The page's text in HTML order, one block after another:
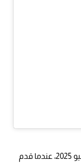
ويعود أصل هذا التواصل الشخصي إلى يونيو 2025، عندما قدم